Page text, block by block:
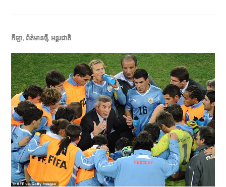
កីឡា, ព័ត៌មានថ្មី,អន្តរជាតិ